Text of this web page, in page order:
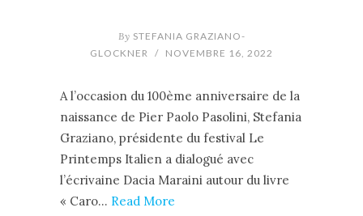
By STEFANIA GRAZIANO-
GLOCKNER / NOVEMBRE 16, 2022
A l’occasion du 100ème anniversaire de la
naissance de Pier Paolo Pasolini, Stefania
Graziano, présidente du festival Le
Printemps Italien a dialogué avec
l’écrivaine Dacia Maraini autour du livre
« Caro… Read More